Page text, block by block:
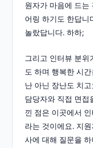
원자가 마음에 드는
어링 하기도 한답니
놀랐답니다. 하하;
그리고 인터뷰 분위
도 하며 행복한 시
난 아닌 장난도 치
담당자와 직접 면접
낀 점은 이곳에서
라는 것이에요. 지
사에 대해 질문을